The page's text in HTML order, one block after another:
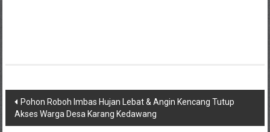
Navigasi
pos
Pohon Roboh Imbas Hujan Lebat & Angin Kencang Tutup
Akses Warga Desa Karang Kedawang